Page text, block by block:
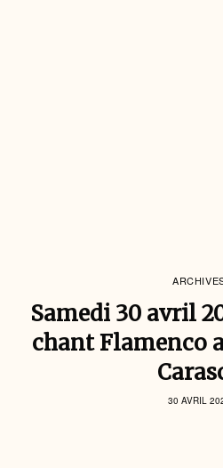
Samedi 30 avril
chant Flamenco
30 AVRIL